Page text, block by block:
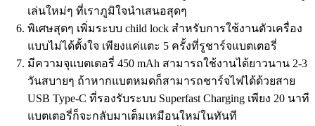
เล่นใหม่ๆ ที่เราภูมิใจนำเสนอสุดๆ
พิเศษสุดๆ เพิ่มระบบ child lock สำหรับการใช้งานตัวเครื่อง
แบบไม่ได้ตั้งใจ เพียงแค่แตะ 5 ครั้งที่รูชาร์จแบตเตอรี่
มีความจุแบตเตอรี่ 450 mAh สามารถใช้งานได้ยาวนาน 2-3
วันสบายๆ ถ้าหากแบตหมดก็สามารถชาร์จไฟได้ด้วยสาย
USB Type-C ที่รองรับระบบ Superfast Charging เพียง 20 นาที
แบตเตอรี่ก็จะกลับมาเต็มเหมือนใหม่ในทันที